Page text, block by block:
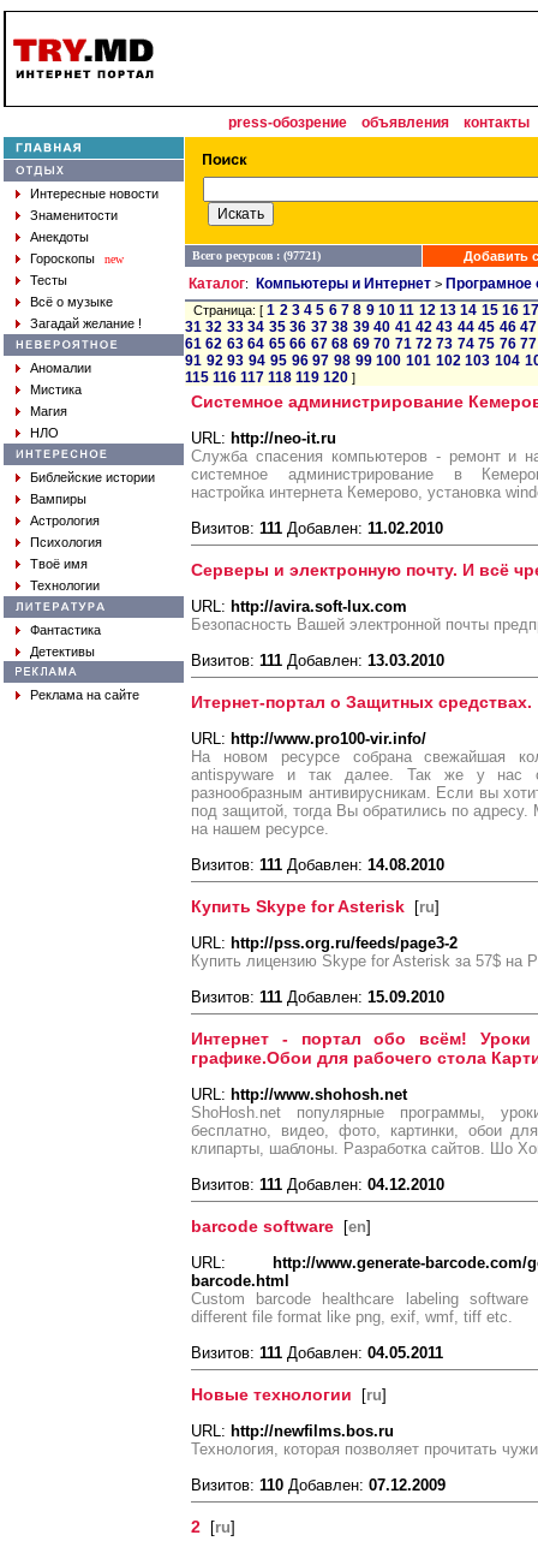
press-обозрение объявления контакты
Интересные новости
Знаменитости
Анекдоты
Гороскопы
new
Тесты
Всё о музыке
Загадай желание !
Аномалии
Мистика
Магия
НЛО
Библейские истории
Вампиры
Астрология
Психология
Твоё имя
Технологии
Фантастика
Детективы
Реклама на сайте
Всего ресурсов : (97721) Добавить
Каталог: Компьютеры и Интернет > Програмное
Страница: [1 2 3 4 5 6 7 8 9 10 11 12 13 14 15 16
31 32 33 34 35 36 37 38 39 40 41 42 43 44 45 46 47
61 62 63 64 65 66 67 68 69 70 71 72 73 74 75 76 77
91 92 93 94 95 96 97 98 99 100 101 102 103 104
115 116 117 118 119 120 ]
Системное администрирование
URL: http://neo-it.ru
Служба спасения компьютеров - ремонт и
системное администрирование в
настройка интернета Кемерово, установка
Визитов: 111 Добавлен: 11.02.2010
Серверы и электронную почту. И всё
URL: http://avira.soft-lux.com
Безопасность Вашей электронной почты
Визитов: 111 Добавлен: 13.03.2010
Итернет-портал о Защитных средствах.
URL: http://www.pro100-vir.info/
На новом ресурсе собрана свежайшая
antispyware и так далее. Так же у нас
разнообразным антивирусникам. Если вы
под защитой, тогда Вы обратились по
на нашем ресурсе.
Визитов: 111 Добавлен: 14.08.2010
Купить Skype for Asterisk [ru]
URL: http://pss.org.ru/feeds/page3-2
Купить лицензию Skype for Asterisk за 57$ на
Визитов: 111 Добавлен: 15.09.2010
Интернет - портал обо всём!
графике.Обои для рабочего стола
URL: http://www.shohosh.net
ShoHosh.net популярные программы,
бесплатно, видео, фото, картинки, обои
клипарты, шаблоны. Разработка сайтов. Шо
Визитов: 111 Добавлен: 04.12.2010
barcode software [en]
URL:
http://www.generate-barcode.com/
barcode.html
Custom barcode healthcare labeling
different file format like png, exif, wmf, tiff etc.
Визитов: 111 Добавлен: 04.05.2011
Новые технологии [ru]
URL: http://newfilms.bos.ru
Технология, которая позволяет прочитать
Визитов: 110 Добавлен: 07.12.2009
2 [ru]